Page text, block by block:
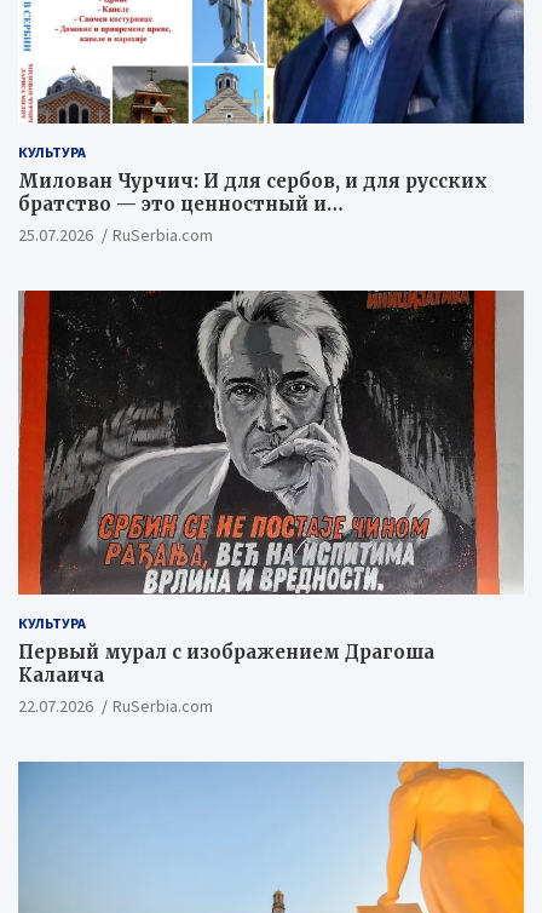
КУЛЬТУРА
Милован Чурчич: И для сербов, и для русских
братство — это ценностный и
цивилизационный концепт
25.07.2026 RuSerbia.com
КУЛЬТУРА
Первый мурал с изображением Драгоша
Калаича
22.07.2026 RuSerbia.com